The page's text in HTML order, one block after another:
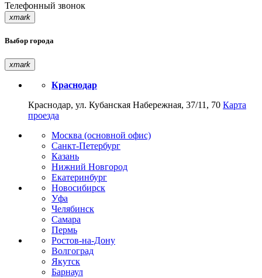
Телефонный звонок
xmark
Выбор города
xmark
Краснодар
Краснодар, ул. Кубанская Набережная, 37/11, 70 Карта
проезда
Москва (основной офис)
Санкт-Петербург
Казань
Нижний Новгород
Екатеринбург
Новосибирск
Уфа
Челябинск
Самара
Пермь
Ростов-на-Дону
Волгоград
Якутск
Барнаул